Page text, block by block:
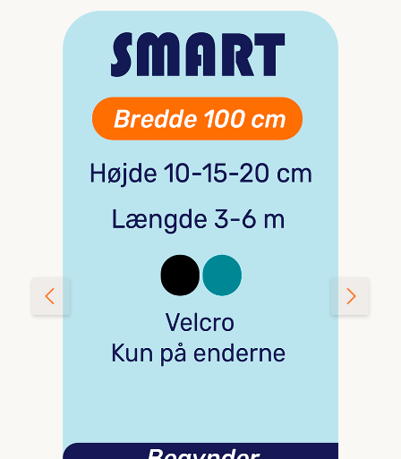
Skip image gallery
Read more